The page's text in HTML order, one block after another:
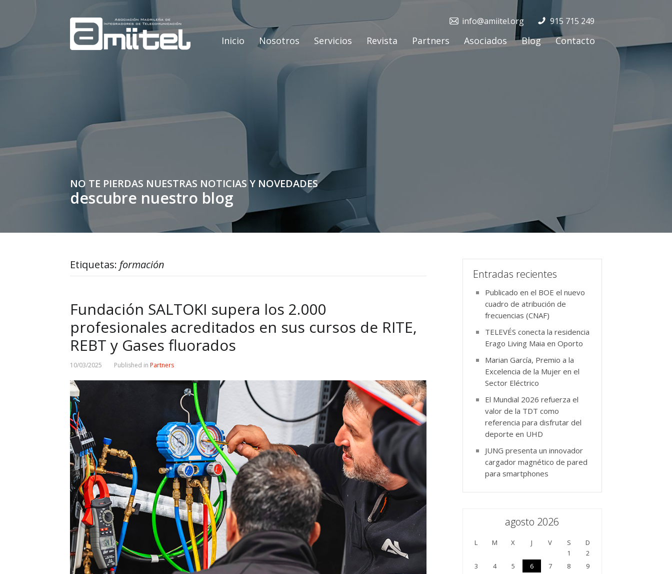
915 715 249
info@amiitel.org
Inicio Nosotros Servicios Revista Partners Asociados Blog Contacto
NO TE PIERDAS NUESTRAS NOTICIAS Y NOVEDADES
descubre nuestro blog
Etiquetas: formación
Fundación SALTOKI supera los 2.000
profesionales acreditados en sus cursos de RITE,
REBT y Gases fluorados
10/03/2025 Published in Partners
Entradas recientes
Publicado en el BOE el nuevo
cuadro de atribución de
frecuencias (CNAF)
TELEVÉS conecta la residencia
Erago Living Maia en Oporto
Marian García, Premio a la
Excelencia de la Mujer en el
Sector Eléctrico
El Mundial 2026 refuerza el
valor de la TDT como
referencia para disfrutar del
deporte en UHD
JUNG presenta un innovador
cargador magnético de pared
para smartphones
agosto 2026
L M X J V S
D
1
2
3
4 5 6 7 8
9